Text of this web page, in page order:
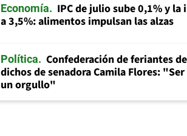
Economía
IPC de julio sube 0,1% y
a 3,5%: alimentos impulsan las alzas
Política
Confederación de feriantes
dichos de senadora Camila Flores:
un orgullo"